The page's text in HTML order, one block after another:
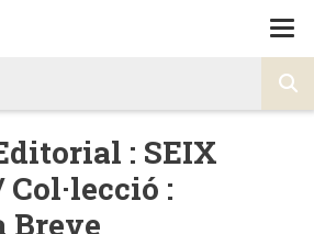
: SEIX
:
Breve